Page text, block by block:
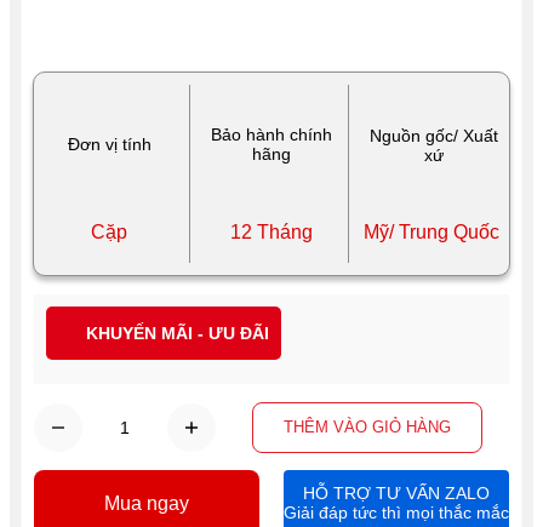
Đơn vị tính
Bảo hành chính
hãng
Nguồn gốc/ Xuất
xứ
Cặp 12 Tháng Mỹ/ Trung Quốc
THÊM VÀO GIỎ HÀNG
Mua ngay
HỖ TRỢ TƯ VẤN ZALO
Giải đáp tức thì mọi thắc mắc
KHUYẾN MÃI - ƯU ĐÃI